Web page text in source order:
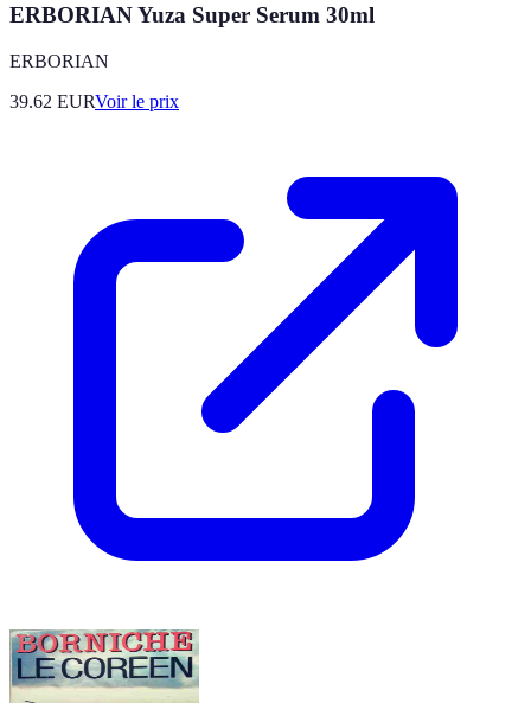
ERBORIAN Yuza Super Serum 30ml
ERBORIAN
39.62 EURVoir le prix